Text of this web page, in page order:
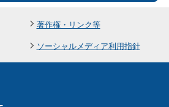
著作権・リンク等
ソーシャルメディア利用指針